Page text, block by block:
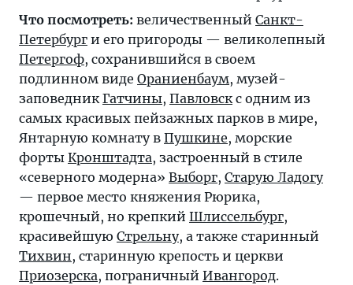
Что посмотреть: величественный Санкт-
Петербург и его пригороды — великолепный
Петергоф, сохранившийся в своем
подлинном виде Ораниенбаум, музей-
заповедник Гатчины, Павловск с одним из
самых красивых пейзажных парков в мире,
Янтарную комнату в Пушкине, морские
форты Кронштадта, застроенный в стиле
«северного модерна» Выборг, Старую Ладогу
— первое место княжения Рюрика,
крошечный, но крепкий Шлиссельбург,
красивейшую Стрельну, а также старинный
Тихвин, старинную крепость и церкви
Приозерска, пограничный Ивангород.